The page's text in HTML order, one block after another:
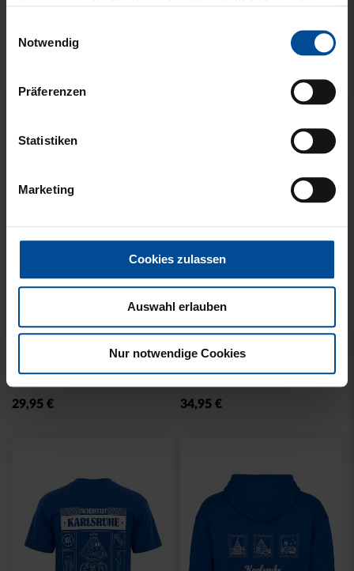
gesammelt haben.
Notwendig
Präferenzen
Statistiken
Marketing
Cookies zulassen
Auswahl erlauben
Nur notwendige Cookies
T-SHIRT KARLSRUHE
BADGE SCHWARZ
29,95 €
T-SHIRT KARLSRUHE
WASHED SCHWARZ
34,95 €